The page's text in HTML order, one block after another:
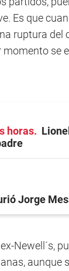
Es que
ruptura
se
horas
Jorge
Newell´s,
aunque